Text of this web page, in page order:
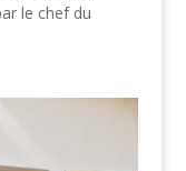
le chef du